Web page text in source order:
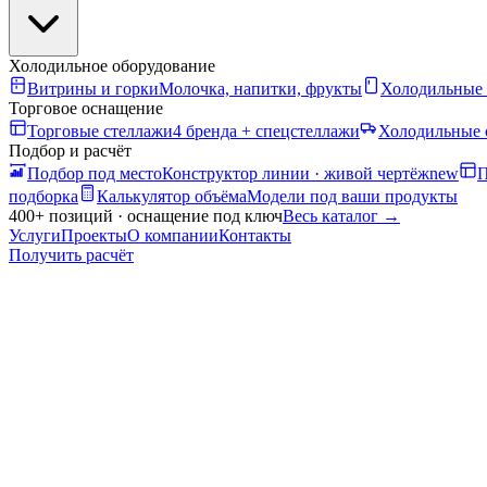
Холодильное оборудование
Витрины и горкиМолочка, напитки, фрукты
Торговое оснащение
Торговые стеллажи4 бренда + спецстеллажи Холодильные
Подбор и расчёт
Подбор под местоКонструктор линии · живой чертёжnew
подборка
Калькулятор объёмаМодели под ваши продукты
400+ позиций · оснащение под ключВесь каталог →
УслугиПроектыО компанииКонтакты
Получить расчёт